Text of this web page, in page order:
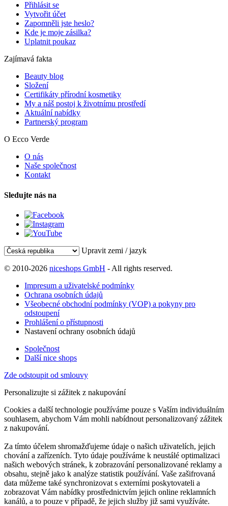
Přihlásit se
Vytvořit účet
Zapomněli jste heslo?
Kde je moje zásilka?
Uplatnit poukaz
Zajímavá fakta
Beauty blog
Složení
Certifikáty přírodní kosmetiky
My a náš postoj k životnímu prostředí
Aktuální nabídky
Partnerský program
O Ecco Verde
O nás
Naše společnost
Kontakt
Sledujte nás na
Upravit zemi / jazyk
© 2010-2026 niceshops GmbH - All rights reserved.
Impresum a uživatelské podmínky
Ochrana osobních údajů
Všeobecné obchodní podmínky (VOP) a pokyny pro
odstoupení
Prohlášení o přístupnosti
Nastavení ochrany osobních údajů
Společnost
Další nice shops
Zde odstoupit od smlouvy
Personalizujte si zážitek z nakupování
Cookies a další technologie používáme pouze s Vaším individuálním
souhlasem, abychom Vám mohli nabídnout personalizovaný zážitek
z nakupování.
Za tímto účelem shromažďujeme údaje o našich uživatelích, jejich
chování a zařízeních. Tyto údaje používáme k neustálé optimalizaci
našich webových stránek, k zobrazování personalizované reklamy a
obsahu, stejně jako k analýze statistik používání. Vaše zašifrovaná
data můžeme také synchronizovat s externími poskytovateli a
zobrazovat Vám nabídky prostřednictvím jejich online reklamních
kanálů, a to pouze v případě, že jejich služby již sami využíváte.